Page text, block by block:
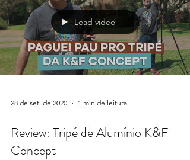
Load video
28 de set. de 2020 1 min de leitura
Review: Tripé de Alumínio K&F
Concept